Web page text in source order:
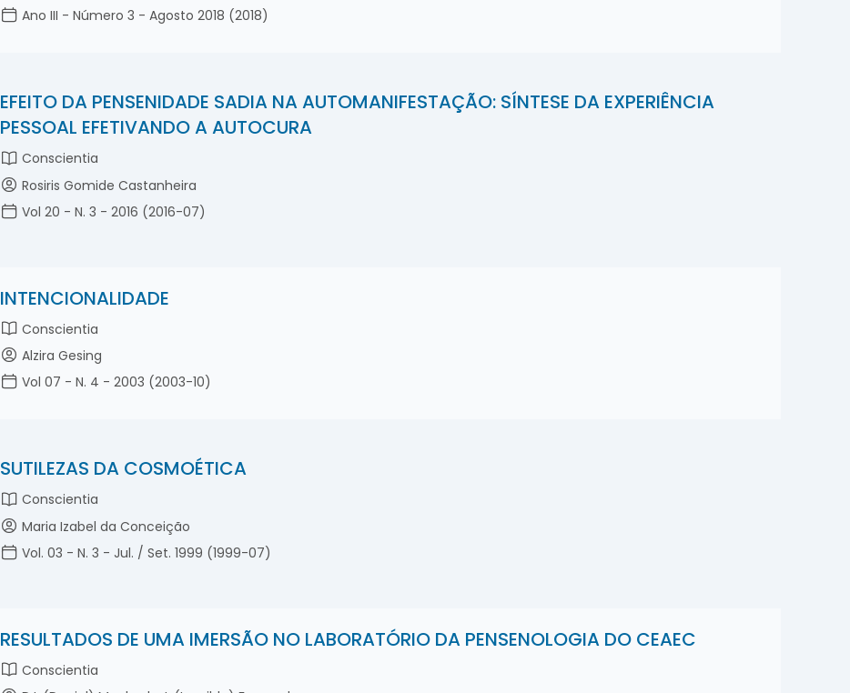
Ano III - Número 3 - Agosto 2018 (2018)
EFEITO DA PENSENIDADE SADIA NA AUTOMANIFESTAÇÃO: SÍNTESE DA EXPERIÊNCIA
PESSOAL EFETIVANDO A AUTOCURA
Conscientia
Rosiris Gomide Castanheira
Vol 20 - N. 3 - 2016 (2016-07)
INTENCIONALIDADE
Conscientia
Alzira Gesing
Vol 07 - N. 4 - 2003 (2003-10)
SUTILEZAS DA COSMOÉTICA
Conscientia
Maria Izabel da Conceição
Vol. 03 - N. 3 - Jul. / Set. 1999 (1999-07)
RESULTADOS DE UMA IMERSÃO NO LABORATÓRIO DA PENSENOLOGIA DO CEAEC
Conscientia